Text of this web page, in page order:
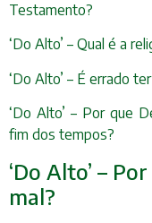
Testamento?
‘Do Alto’ – Qual é a
‘Do Alto’ – É errado
‘Do Alto’ – Por que
fim dos tempos?
‘Do Alto’ –
mal?